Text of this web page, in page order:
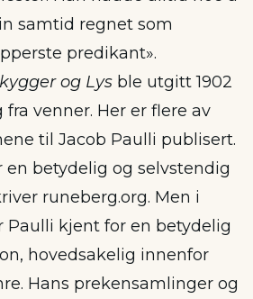
samtid regnet som
predikant».
og Lys ble utgitt 1902
venner. Her er flere av
til Jacob Paulli publisert.
en betydelig og selvstendig
runeberg.org. Men i
kjent for en betydelig
hovedsakelig innenfor
Hans prekensamlinger og